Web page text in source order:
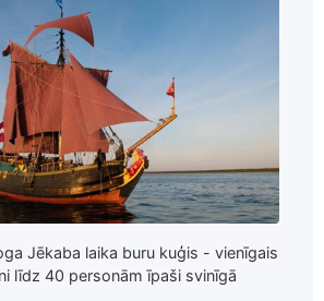
Jēkaba laika buru kuģis - vienīgais
līdz 40 personām īpaši svinīgā